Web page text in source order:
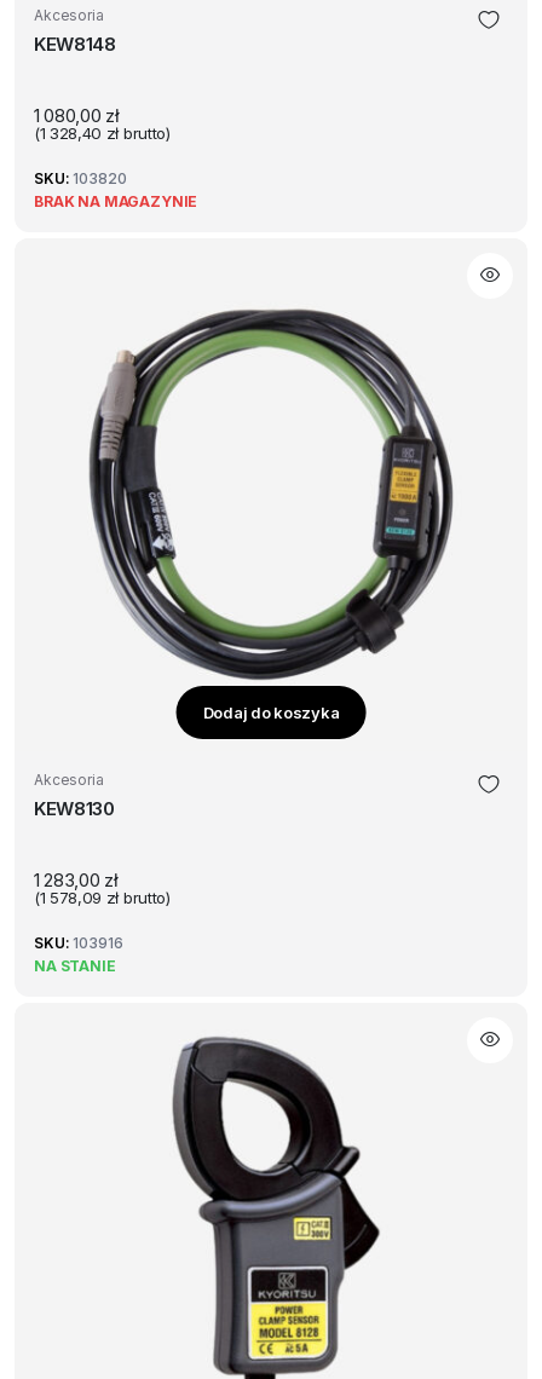
Akcesoria
KEW8148
1 080,00 zł
(1 328,40 złbrutto)
SKU: 103820
BRAK NA MAGAZYNIE
Dodaj do koszyka
Akcesoria
KEW8130
1 283,00 zł
(1 578,09 złbrutto)
SKU: 103916
NA STANIE